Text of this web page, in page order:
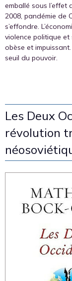
emballé sous l’effet
2008, pandémie de
s’effondre.
violence politique et
obèse et
seuil du pouvoir.
Les Deux
révolution